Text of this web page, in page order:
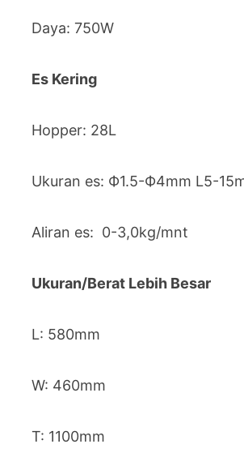
Daya: 750W
Es Kering
Hopper: 28L
Ukuran es: Ф1.5-Ф4mm L5-
Aliran es: 0-3,0kg/mnt
Ukuran/Berat Lebih Besar
L: 580mm
W: 460mm
T: 1100mm